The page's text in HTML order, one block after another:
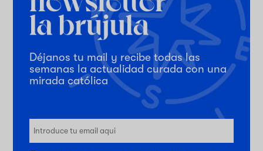
Déjanos tu mail y recibe todas las
semanas la actualidad curada con una
mirada católica